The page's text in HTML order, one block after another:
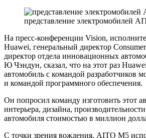
представление электромобилей
На пресс-конференции Vision,
Huawei, генеральный директор
директор отдела инновационных
Ю Чэндун, сказал, что на этот раз Huawei
автомобиль с командой разработчиков
и командой программного обеспечения.
Он попросил команду изготовить этот
интерьера, дизайна,
автомобиля стоимостью в миллион
С точки зрения вождения, AITO M5